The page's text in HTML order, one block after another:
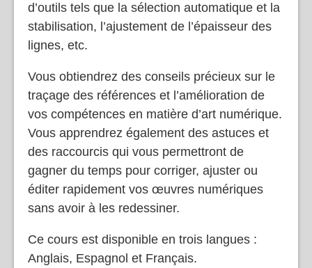
d’outils tels que la sélection automatique et la
stabilisation, l’ajustement de l’épaisseur des
lignes, etc.
Vous obtiendrez des conseils précieux sur le
traçage des références et l’amélioration de
vos compétences en matière d’art numérique.
Vous apprendrez également des astuces et
des raccourcis qui vous permettront de
gagner du temps pour corriger, ajuster ou
éditer rapidement vos œuvres numériques
sans avoir à les redessiner.
Ce cours est disponible en trois langues :
Anglais, Espagnol et Français.